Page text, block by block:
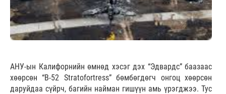
АНУ-ын Калифорнийн өмнөд хэсэг дэх “Эдвардс” баазаас
хөөрсөн “B-52 Stratofortress” бөмбөгдөгч онгоц хөөрсөн
даруйдаа сүйрч, багийн найман гишүүн амь үрэгджээ. Тус